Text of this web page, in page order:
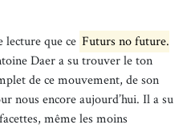
lecture que ce Futurs no future.
Daer a su trouver le ton
de ce mouvement, de son
nous encore aujourd’hui. Il a su
même les moins